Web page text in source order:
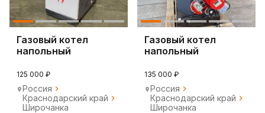
Газовый котел
напольный
125 000 ₽
Россия
Краснодарский край
Широчанка
Газовый котел
напольный
135 000 ₽
Россия
Краснодарский край
Широчанка